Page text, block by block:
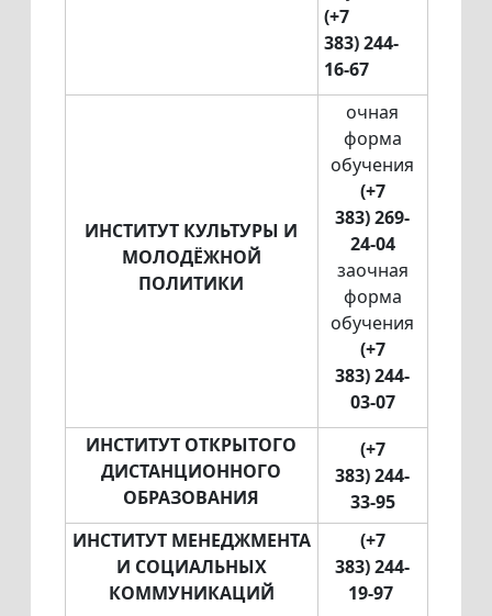
(+7
383) 244-
16-67
ИНСТИТУТ КУЛЬТУРЫ И
МОЛОДЁЖНОЙ
ПОЛИТИКИ
очная
форма
обучения
(+7
383) 269-
24-04
заочная
форма
обучения
(+7
383) 244-
03-07
ИНСТИТУТ ОТКРЫТОГО
ДИСТАНЦИОННОГО
ОБРАЗОВАНИЯ
(+7
383) 244-
33-95
ИНСТИТУТ МЕНЕДЖМЕНТА
И СОЦИАЛЬНЫХ
КОММУНИКАЦИЙ
(+7
383) 244-
19-97